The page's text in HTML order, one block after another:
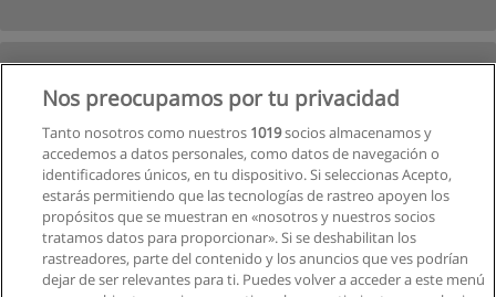
Nos preocupamos por tu privacidad
Tanto nosotros como nuestros 1019socios almacenamos y
accedemos a datos personales, como datos de navegación o
identificadores únicos, en tu dispositivo. Si seleccionas Acepto,
estarás permitiendo que las tecnologías de rastreo apoyen los
propósitos que se muestran en «nosotros y nuestros socios
tratamos datos para proporcionar». Si se deshabilitan los
rastreadores, parte del contenido y los anuncios que ves podrían
dejar de ser relevantes para ti. Puedes volver a acceder a este menú